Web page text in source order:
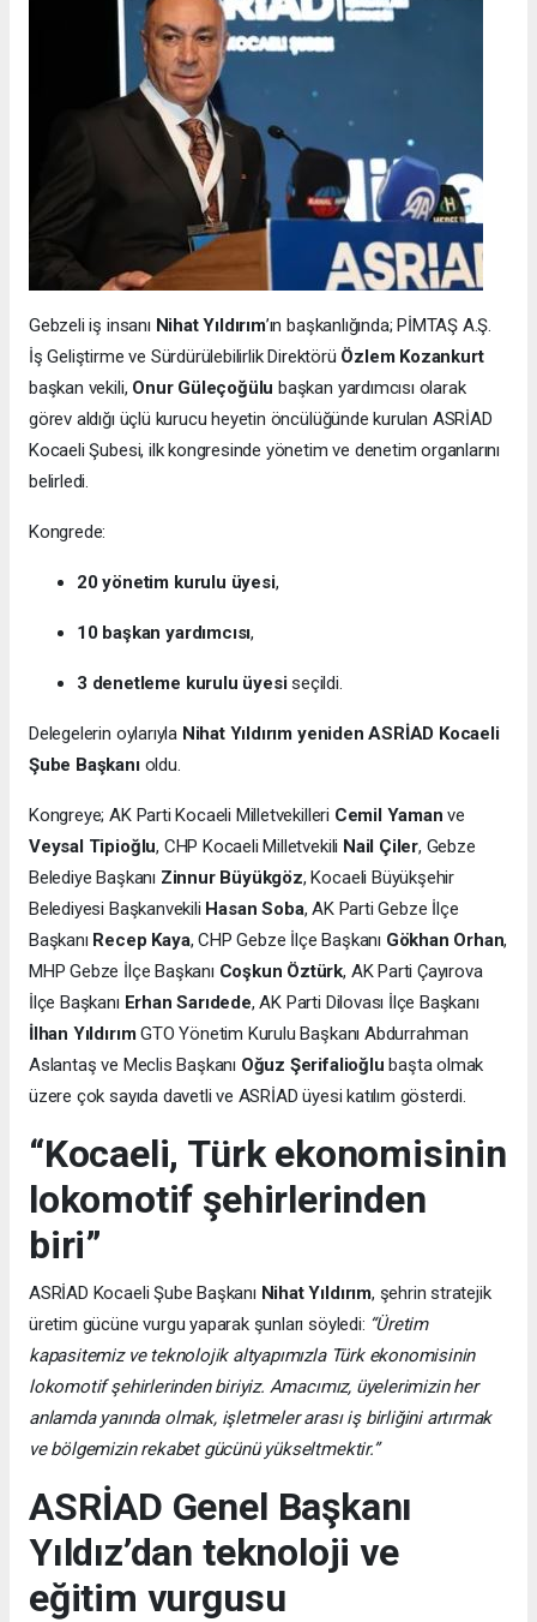
Gebzeli iş insanı Nihat Yıldırım’ın başkanlığında; PİMTAŞ A.Ş.
İş Geliştirme ve Sürdürülebilirlik Direktörü Özlem Kozankurt
başkan vekili, Onur Güleçoğülu başkan yardımcısı olarak
görev aldığı üçlü kurucu heyetin öncülüğünde kurulan ASRİAD
Kocaeli Şubesi, ilk kongresinde yönetim ve denetim organlarını
belirledi.
Kongrede:
20 yönetim kurulu üyesi,
10 başkan yardımcısı,
3 denetleme kurulu üyesiseçildi.
Delegelerin oylarıyla Nihat Yıldırım yeniden ASRİAD Kocaeli
Şube Başkanıoldu.
Kongreye; AK Parti Kocaeli Milletvekilleri Cemil Yaman ve
Veysal Tipioğlu, CHP Kocaeli Milletvekili Nail Çiler, Gebze
Belediye Başkanı Zinnur Büyükgöz, Kocaeli Büyükşehir
Belediyesi Başkanvekili Hasan Soba, AK Parti Gebze İlçe
Başkanı Recep Kaya, CHP Gebze İlçe Başkanı Gökhan Orhan,
MHP Gebze İlçe Başkanı Coşkun Öztürk, AK Parti Çayırova
İlçe Başkanı Erhan Sarıdede, AK Parti Dilovası İlçe Başkanı
İlhan YıldırımGTO Yönetim Kurulu Başkanı Abdurrahman
Aslantaş ve Meclis Başkanı Oğuz Şerifalioğlu başta olmak
üzere çok sayıda davetli ve ASRİAD üyesi katılım gösterdi.
“Kocaeli, Türk ekonomisinin
lokomotif şehirlerinden
biri”
ASRİAD Kocaeli Şube Başkanı Nihat Yıldırım, şehrin stratejik
üretim gücüne vurgu yaparak şunları söyledi: “Üretim
kapasitemiz ve teknolojik altyapımızla Türk ekonomisinin
lokomotif şehirlerinden biriyiz. Amacımız, üyelerimizin her
anlamda yanında olmak, işletmeler arası iş birliğini artırmak
ve bölgemizin rekabet gücünü yükseltmektir.”
ASRİAD Genel Başkanı
Yıldız’dan teknoloji ve
eğitim vurgusu